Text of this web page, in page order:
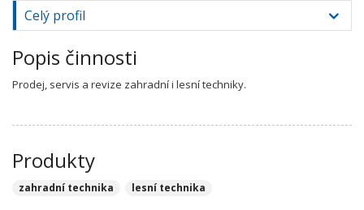
Celý profil
Popis činnosti
Prodej, servis a revize zahradní i lesní techniky.
Produkty
zahradní technika lesní technika